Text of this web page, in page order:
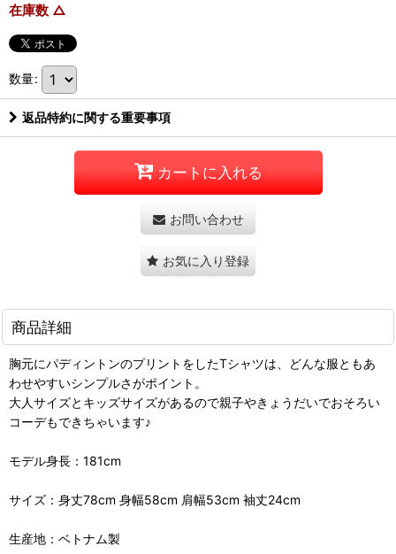
在庫数 △
数量:
返品特約に関する重要事項
カートに入れる
お問い合わせ
お気に入り登録
商品詳細
胸元にパディントンのプリントをしたTシャツは、どんな服ともあ
わせやすいシンプルさがポイント。
大人サイズとキッズサイズがあるので親子やきょうだいでおそろい
コーデもできちゃいます♪
モデル身長：181cm
サイズ：身丈78cm 身幅58cm 肩幅53cm 袖丈24cm
生産地：ベトナム製